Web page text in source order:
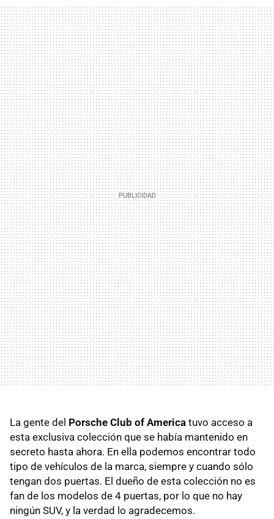
La gente del Porsche Club of America tuvo acceso a
esta exclusiva colección que se había mantenido en
secreto hasta ahora. En ella podemos encontrar todo
tipo de vehículos de la marca, siempre y cuando sólo
tengan dos puertas. El dueño de esta colección no es
fan de los modelos de 4 puertas, por lo que no hay
ningún SUV, y la verdad lo agradecemos.